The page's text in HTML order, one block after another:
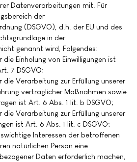
Datenverarbeitungen mit. Für
der
(DSGVO), d.h. der EU und des
in der
genannt wird, Folgendes:
Einholung von Einwilligungen ist
7 DSGVO;
die Verarbeitung zur Erfüllung unserer
vertraglicher Maßnahmen sowie
ist Art. 6 Abs. 1 lit. b DSGVO;
die Verarbeitung zur Erfüllung unserer
ist Art. 6 Abs. 1 lit. c DSGVO;
Interessen der betroffenen
natürlichen Person eine
Daten erforderlich machen,